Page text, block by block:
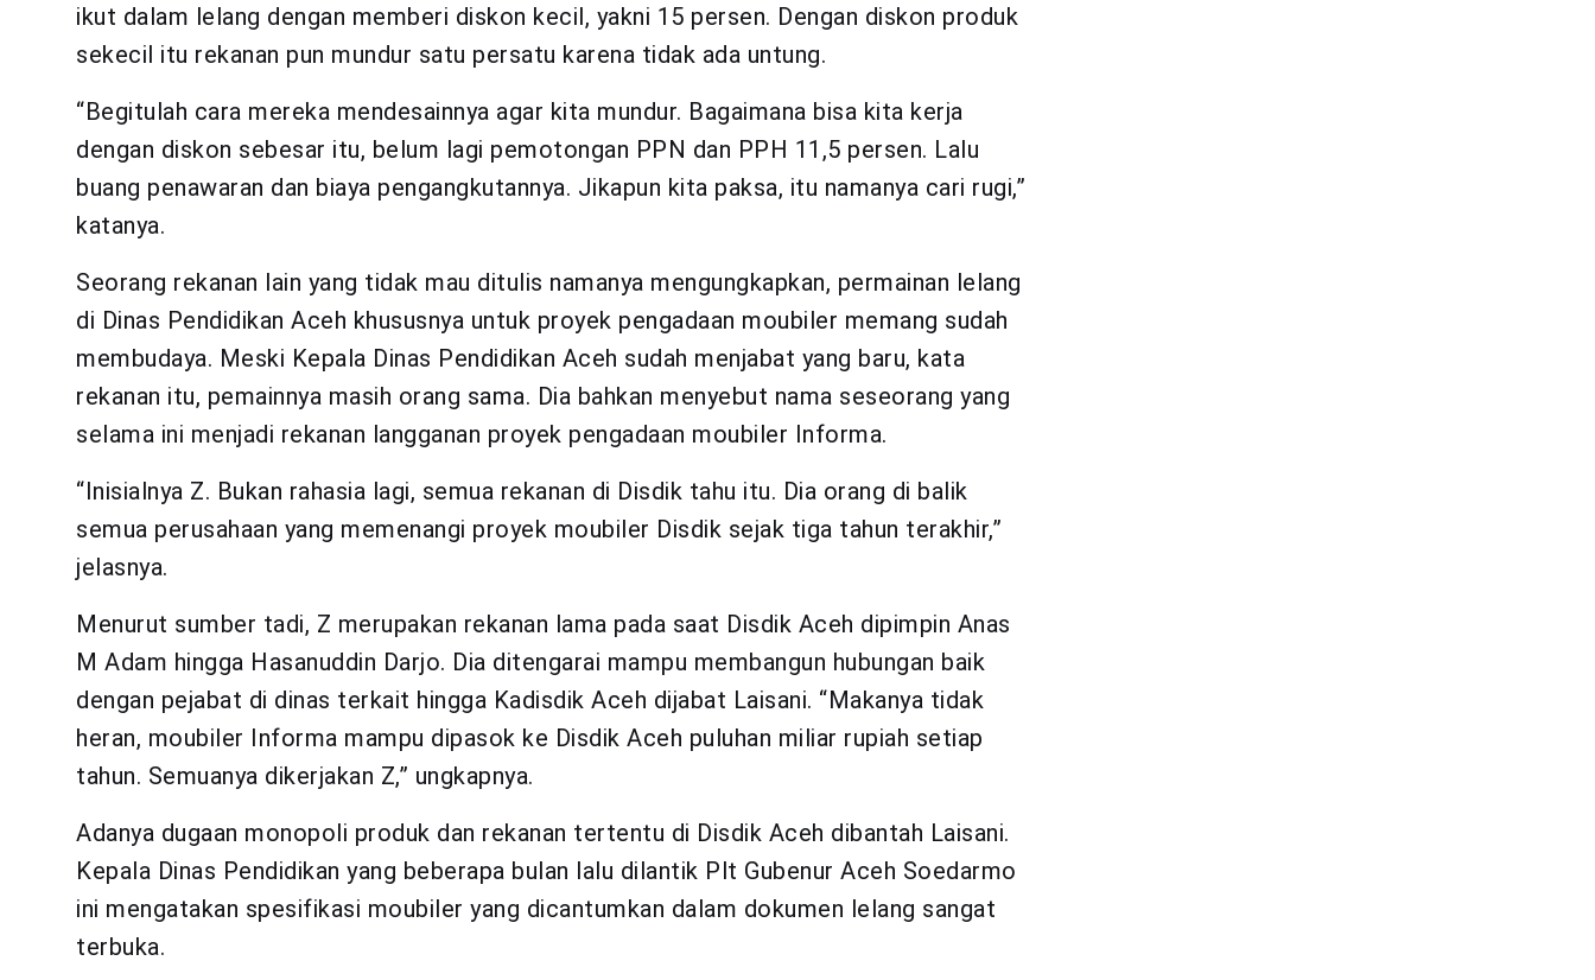
ikut dalam lelang dengan memberi diskon kecil, yakni 15 persen. Dengan diskon produk
sekecil itu rekanan pun mundur satu persatu karena tidak ada untung.
“Begitulah cara mereka mendesainnya agar kita mundur. Bagaimana bisa kita kerja
dengan diskon sebesar itu, belum lagi pemotongan PPN dan PPH 11,5 persen. Lalu
buang penawaran dan biaya pengangkutannya. Jikapun kita paksa, itu namanya cari rugi,”
katanya.
Seorang rekanan lain yang tidak mau ditulis namanya mengungkapkan, permainan lelang
di Dinas Pendidikan Aceh khususnya untuk proyek pengadaan moubiler memang sudah
membudaya. Meski Kepala Dinas Pendidikan Aceh sudah menjabat yang baru, kata
rekanan itu, pemainnya masih orang sama. Dia bahkan menyebut nama seseorang yang
selama ini menjadi rekanan langganan proyek pengadaan moubiler Informa.
“Inisialnya Z. Bukan rahasia lagi, semua rekanan di Disdik tahu itu. Dia orang di balik
semua perusahaan yang memenangi proyek moubiler Disdik sejak tiga tahun terakhir,”
jelasnya.
Menurut sumber tadi, Z merupakan rekanan lama pada saat Disdik Aceh dipimpin Anas
M Adam hingga Hasanuddin Darjo. Dia ditengarai mampu membangun hubungan baik
dengan pejabat di dinas terkait hingga Kadisdik Aceh dijabat Laisani. “Makanya tidak
heran, moubiler Informa mampu dipasok ke Disdik Aceh puluhan miliar rupiah setiap
tahun. Semuanya dikerjakan Z,” ungkapnya.
Adanya dugaan monopoli produk dan rekanan tertentu di Disdik Aceh dibantah Laisani.
Kepala Dinas Pendidikan yang beberapa bulan lalu dilantik Plt Gubenur Aceh Soedarmo
ini mengatakan spesifikasi moubiler yang dicantumkan dalam dokumen lelang sangat
terbuka.